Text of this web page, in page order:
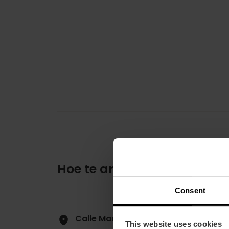
Consent
This website uses cookies
Hoe te arriveren
Calle Marquesa Paterna Campo, 22,